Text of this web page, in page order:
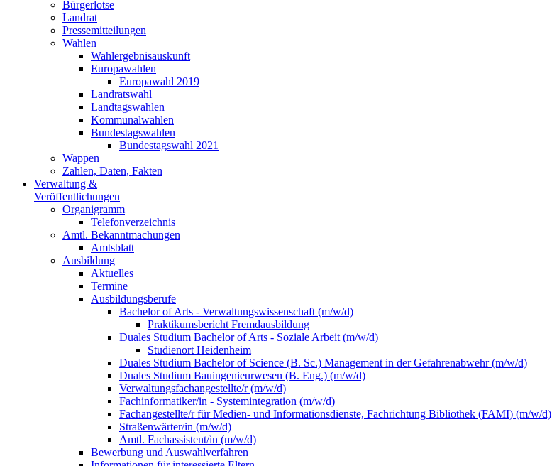
Bürgerlotse
Landrat
Pressemitteilungen
Wahlen
Wahlergebnisauskunft
Europawahlen
Europawahl 2019
Landratswahl
Landtagswahlen
Kommunalwahlen
Bundestagswahlen
Bundestagswahl 2021
Wappen
Zahlen, Daten, Fakten
Verwaltung &
Veröffentlichungen
Organigramm
Telefonverzeichnis
Amtl. Bekanntmachungen
Amtsblatt
Ausbildung
Aktuelles
Termine
Ausbildungsberufe
Bachelor of Arts - Verwaltungswissenschaft (m/w/d)
Praktikumsbericht Fremdausbildung
Duales Studium Bachelor of Arts - Soziale Arbeit (m/w/d)
Studienort Heidenheim
Duales Studium Bachelor of Science (B. Sc.) Management in der Gefahrenabwehr (m/w/d)
Duales Studium Bauingenieurwesen (B. Eng.) (m/w/d)
Verwaltungsfachangestellte/r (m/w/d)
Fachinformatiker/in - Systemintegration (m/w/d)
Fachangestellte/r für Medien- und Informationsdienste, Fachrichtung Bibliothek (FAMI) (m/w/d)
Straßenwärter/in (m/w/d)
Amtl. Fachassistent/in (m/w/d)
Bewerbung und Auswahlverfahren